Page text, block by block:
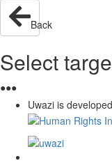
Back
Select
●●●
Uwazi is